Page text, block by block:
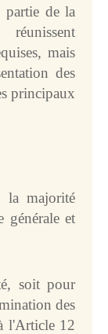
partie de la
mais
des
principaux
majorité
générale et
soit pour
des
l'Article 12